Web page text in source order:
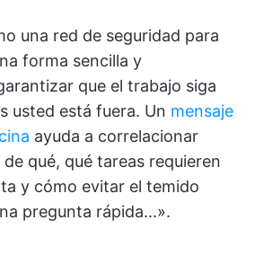
una red de seguridad para
forma sencilla y
que el trabajo siga
usted está fuera. Un mensaje
ayuda a correlacionar
qué, qué tareas requieren
y cómo evitar el temido
pregunta rápida...».